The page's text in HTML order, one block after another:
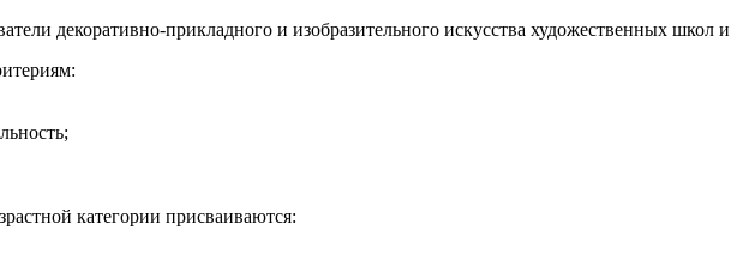
декоративно-прикладного и изобразительного искусства художественных школ
категории присваиваются: